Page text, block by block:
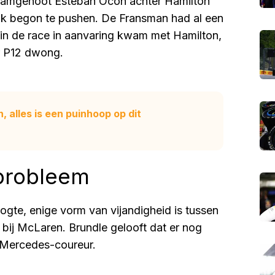
te pushen. De Fransman had al een
de race in aanvaring kwam met Hamilton,
dwong.
alles is een puinhoop op dit
enige vorm van vijandigheid is tussen
McLaren. Brundle gelooft dat er nog
coureur.